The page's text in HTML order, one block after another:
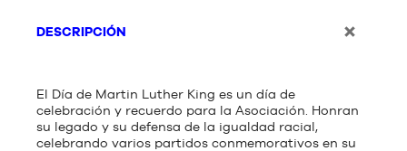
DESCRIPCIÓN
El Día de Martin Luther King es un día de
celebración y recuerdo para la Asociación. Honran
su legado y su defensa de la igualdad racial,
celebrando varios partidos conmemorativos en su